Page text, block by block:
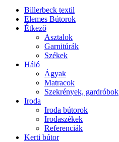
Billerbeck textil
Elemes Bútorok
Étkező
Asztalok
Garnitúrák
Székek
Háló
Ágyak
Matracok
Szekrények, gardróbok
Iroda
Iroda bútorok
Irodaszékek
Referenciák
Kerti bútor